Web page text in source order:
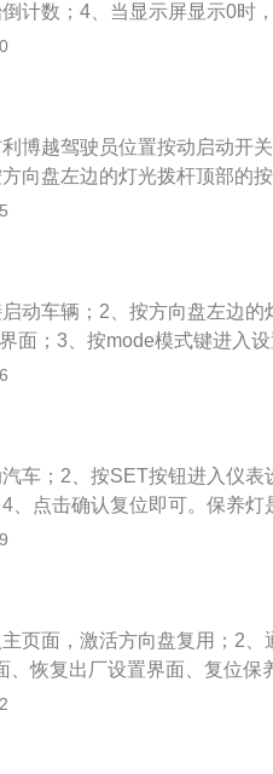
里程清零。
计数；4、当显示屏显示0时
成。注意归零操作后不要立
米、1694毫米，轴距为2670
博越驾驶员位置按动启动开
向盘左边的灯光拨杆顶部的按
盘上右侧的功能键区上的
入二级菜单，此时只有返回和
次按下方向盘上的mode键即
动车辆；2、按方向盘左边的
面；3、按mode模式键进入
键，选择清零即可。吉利博越
6挡手动变速箱，最大功率是
车；2、按SET按钮进入仪表
、点击确认复位即可。保养灯
功能，以屏幕信息或指示灯
的LED车尾灯，其车身尺寸长
为2670mm。
页面，激活方向盘复用；2、
恢复出厂设置界面、复位保
即可进行清零。吉利博越是吉
一共搭载了两款发动机，一款